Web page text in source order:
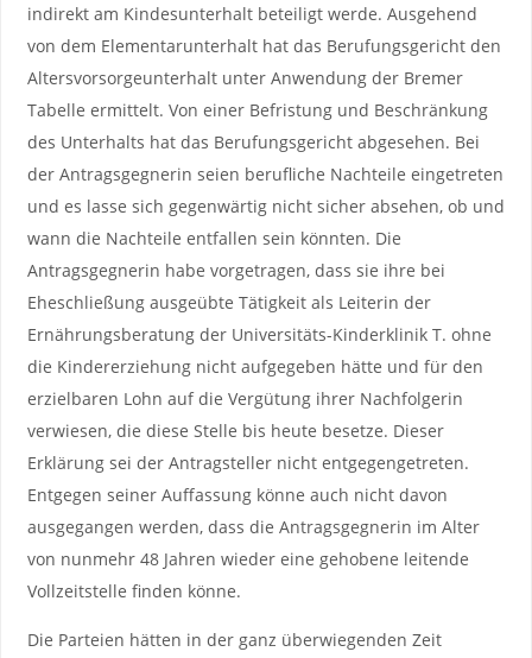
indirekt am Kindesunterhalt beteiligt werde. Ausgehend
von dem Elementarunterhalt hat das Berufungsgericht den
Altersvorsorgeunterhalt unter Anwendung der Bremer
Tabelle ermittelt. Von einer Befristung und Beschränkung
des Unterhalts hat das Berufungsgericht abgesehen. Bei
der Antragsgegnerin seien berufliche Nachteile eingetreten
und es lasse sich gegenwärtig nicht sicher absehen, ob und
wann die Nachteile entfallen sein könnten. Die
Antragsgegnerin habe vorgetragen, dass sie ihre bei
Eheschließung ausgeübte Tätigkeit als Leiterin der
Ernährungsberatung der Universitäts-Kinderklinik T. ohne
die Kindererziehung nicht aufgegeben hätte und für den
erzielbaren Lohn auf die Vergütung ihrer Nachfolgerin
verwiesen, die diese Stelle bis heute besetze. Dieser
Erklärung sei der Antragsteller nicht entgegengetreten.
Entgegen seiner Auffassung könne auch nicht davon
ausgegangen werden, dass die Antragsgegnerin im Alter
von nunmehr 48 Jahren wieder eine gehobene leitende
Vollzeitstelle finden könne.
Die Parteien hätten in der ganz überwiegenden Zeit